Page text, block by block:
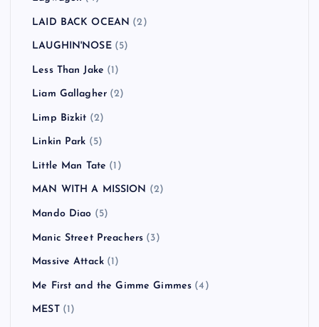
LAID BACK OCEAN (2)
LAUGHIN'NOSE(5)
Less Than Jake (1)
Liam Gallagher (2)
Limp Bizkit (2)
Linkin Park (5)
Little Man Tate (1)
MAN WITH A MISSION (2)
Mando Diao (5)
Manic Street Preachers (3)
Massive Attack (1)
Me First and the Gimme Gimmes (4)
MEST(1)